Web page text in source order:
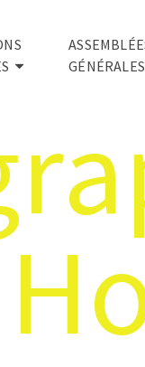
GÉNÉRALES